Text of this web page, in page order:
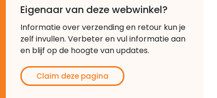
Eigenaar van deze webwinkel?
Informatie over verzending en retour kun je
zelf invullen. Verbeter en vul informatie aan
en blijf op de hoogte van updates.
Claim deze pagina